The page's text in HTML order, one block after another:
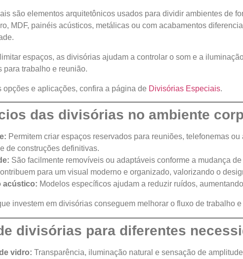
são elementos arquitetônicos usados para dividir ambientes de
MDF, painéis acústicos, metálicas ou com acabamentos
espaços, as divisórias ajudam a controlar o som e a
para trabalho e reunião.
opções e aplicações, confira a página de Divisórias Especiais.
das divisórias no ambiente
Permitem criar espaços reservados para reuniões, telefonemas
de construções definitivas.
São facilmente removíveis ou adaptáveis conforme a mudança
para um visual moderno e organizado, valorizando o
acústico: Modelos específicos ajudam a reduzir ruídos,
investem em divisórias conseguem melhorar o fluxo de trabalho
divisórias para diferentes
vidro: Transparência, iluminação natural e sensação de